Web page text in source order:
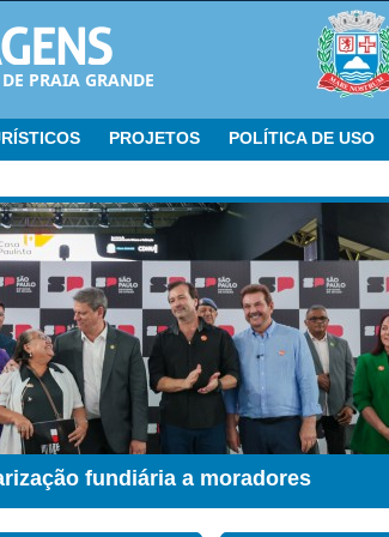
PRAIA GRANDE
PROJETOS POLÍTICA DE USO
fundiária a moradores
Sensorial